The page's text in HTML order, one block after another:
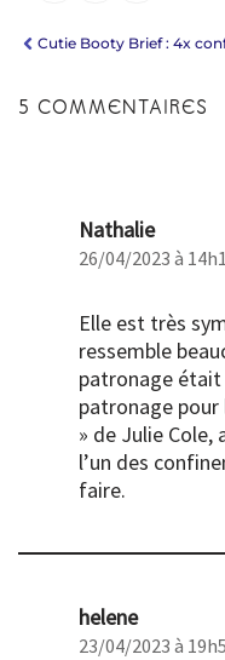
5 COMMENTAIRES
Nathalie
26/04/2023 à
Elle est très
ressemble
patronage était
patronage
» de Julie Cole,
l’un des
faire.
helene
23/04/2023 à